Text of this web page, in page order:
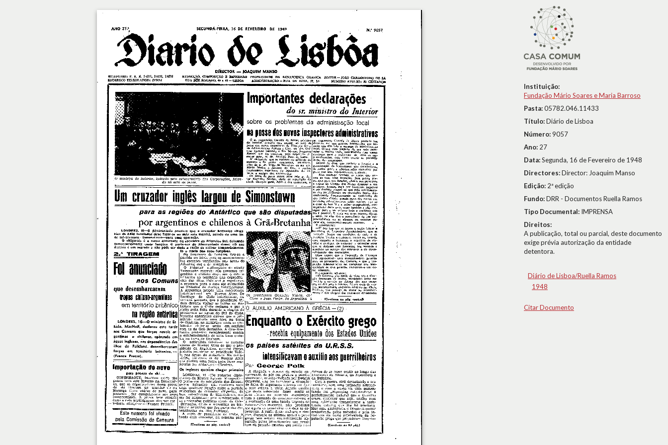
Instituição:
Fundação Mário Soares e Maria Barroso
Pasta:05782.046.11433
Título:Diário de Lisboa
Número:9057
Ano: 27
Data:Segunda, 16 de Fevereiro de 1948
Directores:Director: Joaquim Manso
Edição: 2ª edição
Fundo:DRR - Documentos Ruella Ramos
Tipo Documental: IMPRENSA
Direitos:
A publicação, total ou parcial, deste documento
exige prévia autorização da entidade
detentora.
Diário de Lisboa/Ruella Ramos
1948
Citar Documento